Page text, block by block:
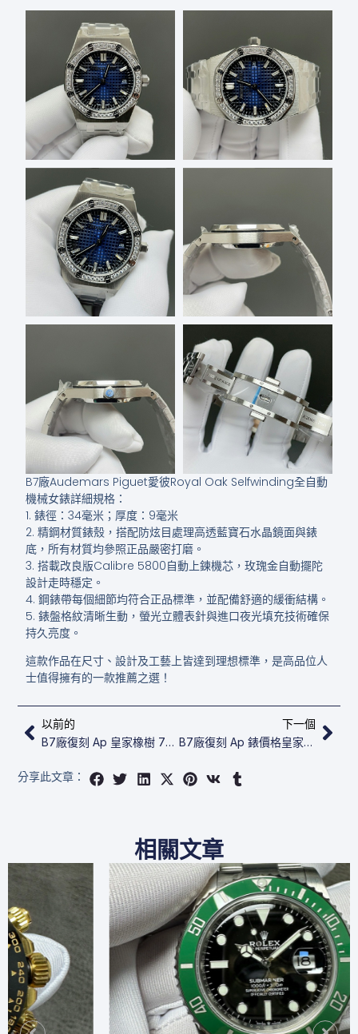
B7廠Audemars Piguet愛彼Royal Oak Selfwinding全自動
機械女錶詳細規格：
1. 錶徑：34毫米；厚度：9毫米
2. 精鋼材質錶殼，搭配防炫目處理高透藍寶石水晶鏡面與錶
底，所有材質均參照正品嚴密打磨。
3. 搭載改良版Calibre 5800自動上鍊機芯，玫瑰金自動擺陀
設計走時穩定。
4. 鋼錶帶每個細節均符合正品標準，並配備舒適的緩衝結構。
5. 錶盤格紋清晰生動，螢光立體表針與進口夜光填充技術確保
持久亮度。
這款作品在尺寸、設計及工藝上皆達到理想標準，是高品位人
士值得擁有的一款推薦之選！
上一頁
以前的
B7廠復刻 Ap 皇家橡樹​ 77350CE.OO.1266CE.01
下一個
B7廠復刻 Ap 錶價格​皇家橡樹​ 77351ST.ZZ.1261ST.02
下
分享此文章：
相關文章